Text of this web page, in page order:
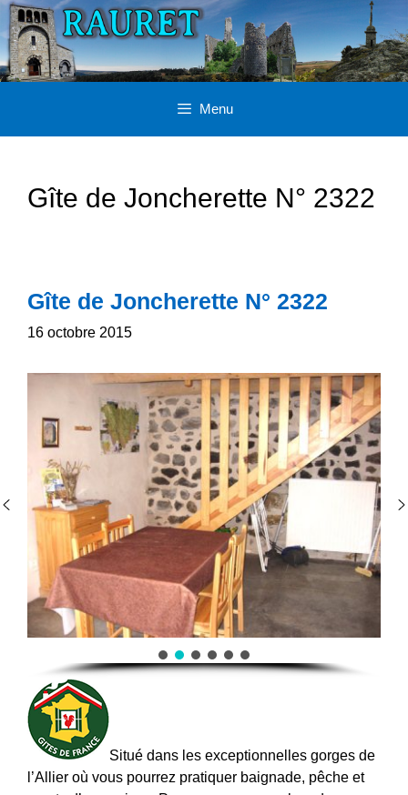
Aller
au
contenu
Menu
Gîte de Joncherette N° 2322
Gîte de Joncherette N° 2322
16 octobre 2015
Situé dans les exceptionnelles gorges de
l’Allier où vous pourrez pratiquer baignade, pêche et